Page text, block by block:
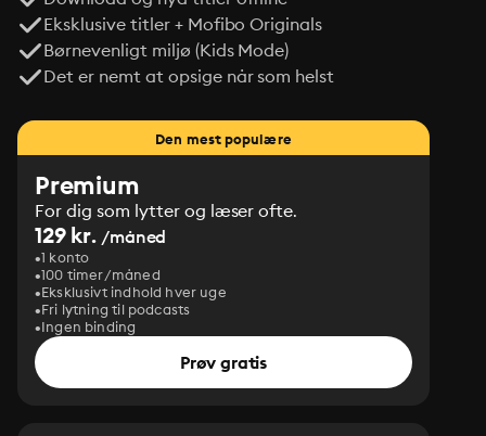
Eksklusive titler + Mofibo Originals
Børnevenligt miljø (Kids Mode)
Det er nemt at opsige når som helst
Den mest populære
Premium
For dig som lytter og læser ofte.
129 kr. /måned
1 konto
100 timer/måned
Eksklusivt indhold hver uge
Fri lytning til podcasts
Ingen binding
Prøv gratis